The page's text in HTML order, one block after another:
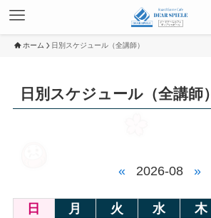
ホーム 日別スケジュール（全講師）
日別スケジュール（全講師）
« 2026-08 »
日 月 火 水 木